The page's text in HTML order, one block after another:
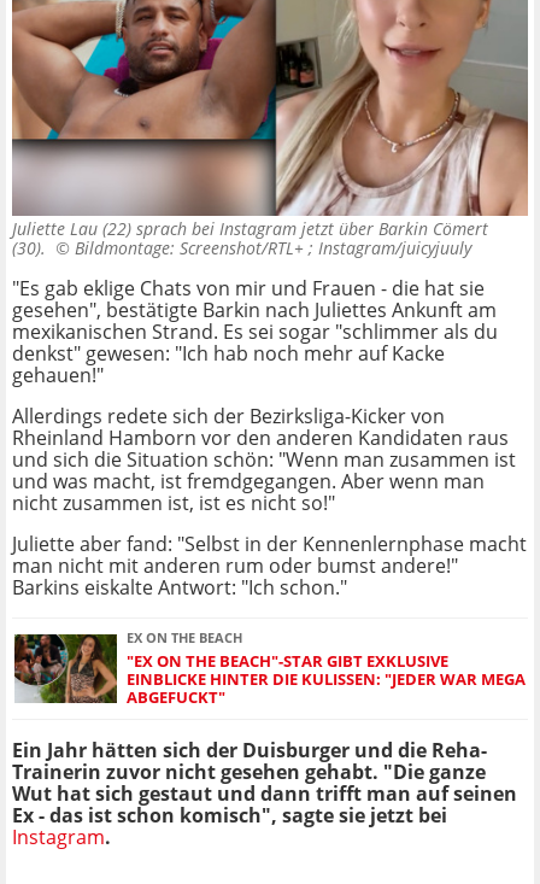
Juliette Lau (22) sprach bei Instagram jetzt über Barkin Cömert
(30). © Bildmontage: Screenshot/RTL+ ; Instagram/juicyjuuly
"Es gab eklige Chats von mir und Frauen - die hat sie
gesehen", bestätigte Barkin nach Juliettes Ankunft am
mexikanischen Strand. Es sei sogar "schlimmer als du
denkst" gewesen: "Ich hab noch mehr auf Kacke
gehauen!"
Allerdings redete sich der Bezirksliga-Kicker von
Rheinland Hamborn vor den anderen Kandidaten raus
und sich die Situation schön: "Wenn man zusammen ist
und was macht, ist fremdgegangen. Aber wenn man
nicht zusammen ist, ist es nicht so!"
Juliette aber fand: "Selbst in der Kennenlernphase macht
man nicht mit anderen rum oder bumst andere!"
Barkins eiskalte Antwort: "Ich schon."
EX ON THE BEACH
"EX ON THE BEACH"-STAR GIBT EXKLUSIVE
EINBLICKE HINTER DIE KULISSEN: "JEDER WAR MEGA
ABGEFUCKT"
Ein Jahr hätten sich der Duisburger und die Reha-
Trainerin zuvor nicht gesehen gehabt. "Die ganze
Wut hat sich gestaut und dann trifft man auf seinen
Ex - das ist schon komisch", sagte sie jetzt bei
Instagram.